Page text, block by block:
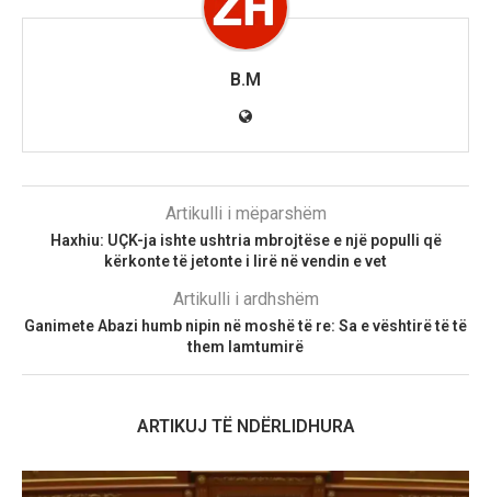
B.M
Artikulli i mëparshëm
Haxhiu: UÇK-ja ishte ushtria mbrojtëse e një populli që
kërkonte të jetonte i lirë në vendin e vet
Artikulli i ardhshëm
Ganimete Abazi humb nipin në moshë të re: Sa e vështirë të të
them lamtumirë
ARTIKUJ TË NDËRLIDHURA